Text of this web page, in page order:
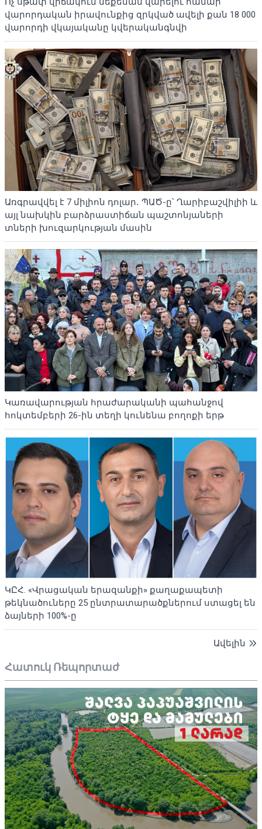
վարորդական իրավունքից զրկված ավելի քան 18 000
վարորդի վկայականը կվերականգնվի
Առգրավվել է 7 միլիոն դոլար․ ՊԱԾ-ը՝ Ղարիբաշվիլիի և
այլ նախկին բարձրաստիճան պաշտոնյաների
տների խուզարկության մասին
Կառավարության հրաժարականի պահանջով
հոկտեմբերի 26-ին տեղի կունենա բողոքի երթ
ԿԸՀ. «Վրացական երազանքի» քաղաքապետի
թեկնածուները 25 ընտրատարածքներում ստացել են
ձայների 100%-ը
Ավելին
Հատուկ Ռեպորտաժ